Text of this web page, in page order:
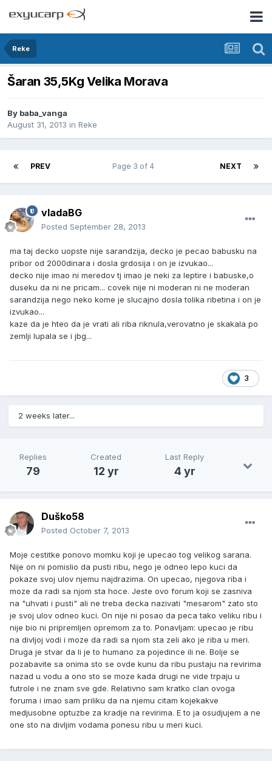
Reke
Šaran 35,5Kg Velika Morava
By baba_vanga
August 31, 2013 in Reke
PREV NEXT
Page 3 of 4
vladaBG
Posted September 28, 2013
ma taj decko uopste nije sarandzija, decko je pecao babusku na
pribor od 2000dinara i dosla grdosija i on je izvukao...
decko nije imao ni meredov tj imao je neki za leptire i babuske,o
duseku da ni ne pricam... covek nije ni moderan ni ne moderan
sarandzija nego neko kome je slucajno dosla tolika ribetina i on je
izvukao...
kaze da je hteo da je vrati ali riba riknula,verovatno je skakala po
zemlji lupala se i jbg...
3
2 weeks later...
Replies
79
Created
12 yr
Last Reply
4 yr
Duško58
Posted October 7, 2013
Moje cestitke ponovo momku koji je upecao tog velikog sarana.
Nije on ni pomislio da pusti ribu, nego je odneo lepo kuci da
pokaze svoj ulov njemu najdrazima. On upecao, njegova riba i
moze da radi sa njom sta hoce. Jeste ovo forum koji se zasniva
na "uhvati i pusti" ali ne treba decka nazivati "mesarom" zato sto
je svoj ulov odneo kuci. On nije ni posao da peca tako veliku ribu i
nije bio ni pripremljen opremom za to. Ponavljam: upecao je ribu
na divljoj vodi i moze da radi sa njom sta zeli ako je riba u meri.
Druga je stvar da li je to humano za pojedince ili ne. Bolje se
pozabavite sa onima sto se ovde kunu da ribu pustaju na revirima
nazad u vodu a ono sto se moze kada drugi ne vide trpaju u
futrole i ne znam sve gde. Relativno sam kratko clan ovoga
foruma i imao sam priliku da na njemu citam kojekakve
medjusobne optuzbe za kradje na revirima. E to ja osudjujem a ne
one sto na divljim vodama ponesu ribu u meri kuci.